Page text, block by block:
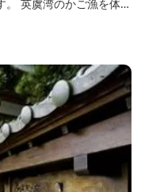
英虞湾のかご漁を体験
獲れた魚を食べること